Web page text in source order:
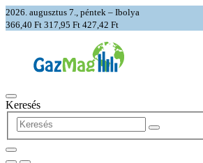
2026. augusztus 7., péntek – Ibolya
366,40 Ft 317,95 Ft 427,42 Ft
Keresés